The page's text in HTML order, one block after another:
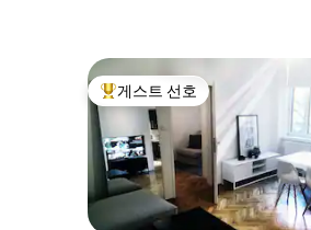
상위 게스트 선호
게스트 선호